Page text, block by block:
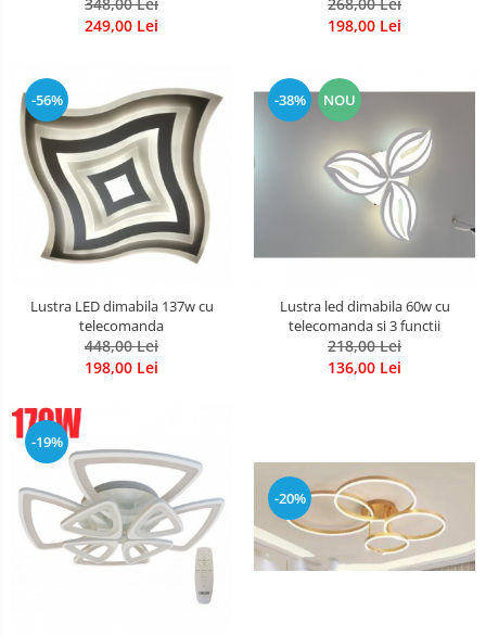
249,00 Lei
198,00 Lei
-56%
Lustra LED dimabila 137w cu
telecomanda
448,00 Lei
198,00 Lei
-38% NOU
Lustra led dimabila 60w cu
telecomanda si 3 functii
218,00 Lei
136,00 Lei
-19%
-20%